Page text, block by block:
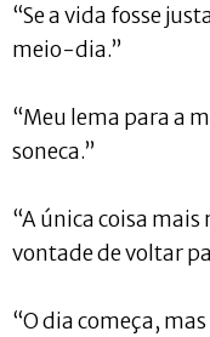
“Se a vida fosse
meio-dia.”
“Meu lema para a
soneca.”
“A única coisa
vontade de voltar
“O dia começa,